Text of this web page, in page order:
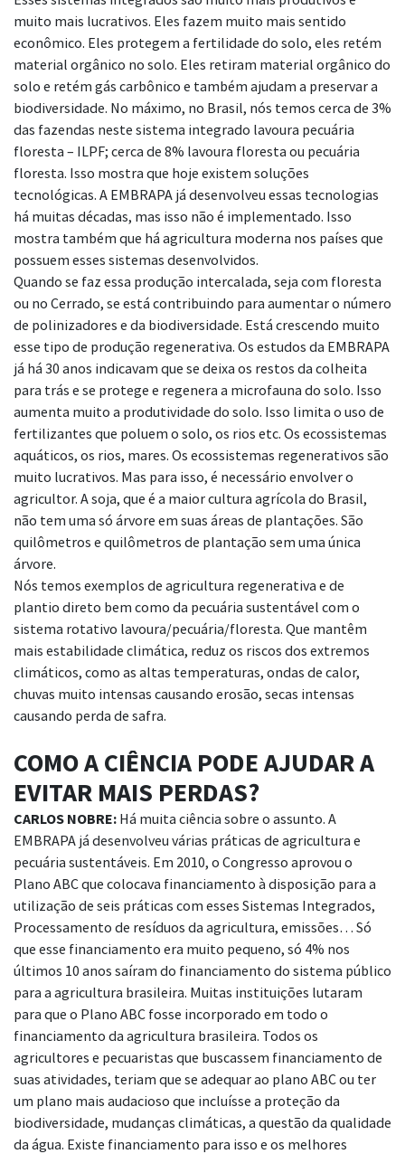
muito mais lucrativos. Eles fazem muito mais sentido
econômico. Eles protegem a fertilidade do solo, eles retém
material orgânico no solo. Eles retiram material orgânico do
solo e retém gás carbônico e também ajudam a preservar a
biodiversidade. No máximo, no Brasil, nós temos cerca de 3%
das fazendas neste sistema integrado lavoura pecuária
floresta – ILPF; cerca de 8% lavoura floresta ou pecuária
floresta. Isso mostra que hoje existem soluções
tecnológicas. A EMBRAPA já desenvolveu essas tecnologias
há muitas décadas, mas isso não é implementado. Isso
mostra também que há agricultura moderna nos países que
possuem esses sistemas desenvolvidos.
Quando se faz essa produção intercalada, seja com floresta
ou no Cerrado, se está contribuindo para aumentar o número
de polinizadores e da biodiversidade. Está crescendo muito
esse tipo de produção regenerativa. Os estudos da EMBRAPA
já há 30 anos indicavam que se deixa os restos da colheita
para trás e se protege e regenera a microfauna do solo. Isso
aumenta muito a produtividade do solo. Isso limita o uso de
fertilizantes que poluem o solo, os rios etc. Os ecossistemas
aquáticos, os rios, mares. Os ecossistemas regenerativos são
muito lucrativos. Mas para isso, é necessário envolver o
agricultor. A soja, que é a maior cultura agrícola do Brasil,
não tem uma só árvore em suas áreas de plantações. São
quilômetros e quilômetros de plantação sem uma única
árvore.
Nós temos exemplos de agricultura regenerativa e de
plantio direto bem como da pecuária sustentável com o
sistema rotativo lavoura/pecuária/floresta. Que mantêm
mais estabilidade climática, reduz os riscos dos extremos
climáticos, como as altas temperaturas, ondas de calor,
chuvas muito intensas causando erosão, secas intensas
causando perda de safra.
COMO A CIÊNCIA PODE AJUDAR A
EVITAR MAIS PERDAS?
CARLOS NOBRE: Há muita ciência sobre o assunto. A
EMBRAPA já desenvolveu várias práticas de agricultura e
pecuária sustentáveis. Em 2010, o Congresso aprovou o
Plano ABC que colocava financiamento à disposição para a
utilização de seis práticas com esses Sistemas Integrados,
Processamento de resíduos da agricultura, emissões… Só
que esse financiamento era muito pequeno, só 4% nos
últimos 10 anos saíram do financiamento do sistema público
para a agricultura brasileira. Muitas instituições lutaram
para que o Plano ABC fosse incorporado em todo o
financiamento da agricultura brasileira. Todos os
agricultores e pecuaristas que buscassem financiamento de
suas atividades, teriam que se adequar ao plano ABC ou ter
um plano mais audacioso que incluísse a proteção da
biodiversidade, mudanças climáticas, a questão da qualidade
da água. Existe financiamento para isso e os melhores